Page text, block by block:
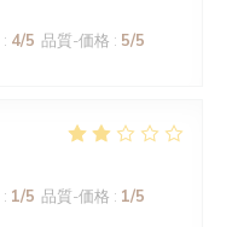
: 4/5 品質-価格 : 5/5
: 1/5 品質-価格 : 1/5